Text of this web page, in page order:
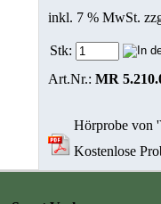
inkl. 7 % MwSt.
Stk:
Art.Nr.: MR
Hörprobe von
Kostenlose